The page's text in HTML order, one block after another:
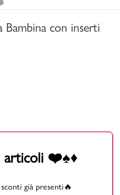
Bambina con inserti
articoli ❤️♠️♦️
già presenti🔥